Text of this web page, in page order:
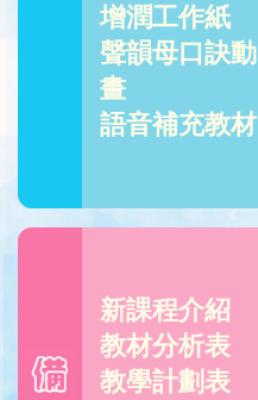
增潤工作紙
聲韻母口訣動
畫
語音補充教材
新課程介紹
教材分析表
教學計劃表